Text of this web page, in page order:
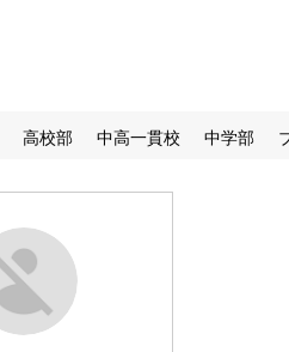
高校部 中高一貫校 中学部